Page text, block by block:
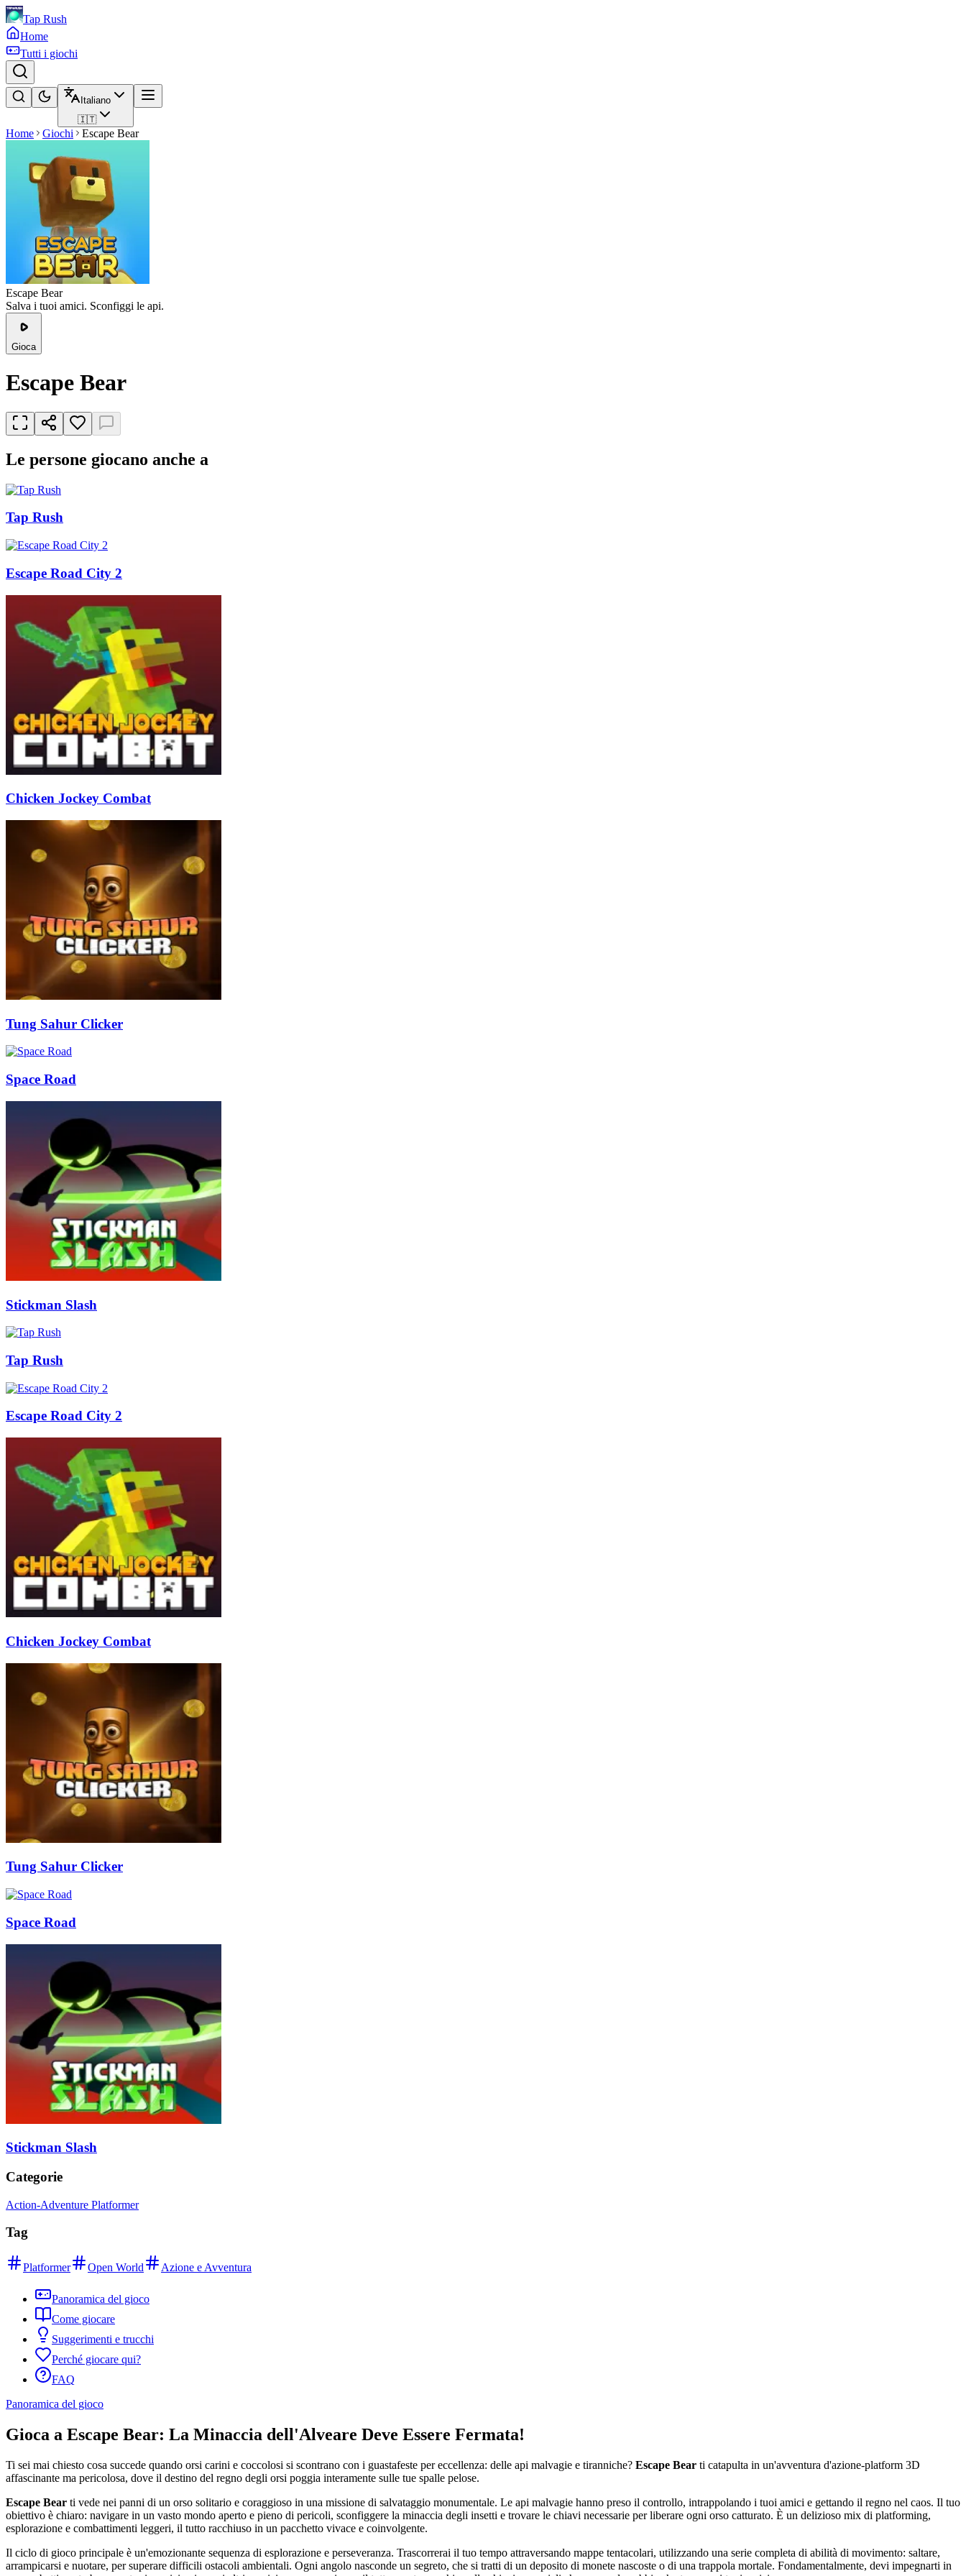
Tap Rush
Home
Tutti i giochi
Italiano
🇮🇹
Home Giochi Escape Bear
Escape Bear
Salva i tuoi amici. Sconfiggi le api.
Gioca
Escape Bear
Le persone giocano anche a
Tap Rush
Escape Road City 2
Chicken Jockey Combat
Tung Sahur Clicker
Space Road
Stickman Slash
Tap Rush
Escape Road City 2
Chicken Jockey Combat
Tung Sahur Clicker
Space Road
Stickman Slash
Categorie
Action-Adventure Platformer
Tag
Platformer Open World Azione e Avventura
Panoramica del gioco
Come giocare
Suggerimenti e trucchi
Perché giocare qui?
FAQ
Panoramica del gioco
Gioca a Escape Bear: La Minaccia dell'Alveare Deve Essere Fermata!
Ti sei mai chiesto cosa succede quando orsi carini e coccolosi si scontrano con i guastafeste per eccellenza: delle api malvagie e tiranniche? Escape Bear ti catapulta in un'avventura d'azione-platform 3D
affascinante ma pericolosa, dove il destino del regno degli orsi poggia interamente sulle tue spalle pelose.
Escape Bear ti vede nei panni di un orso solitario e coraggioso in una missione di salvataggio monumentale. Le api malvagie hanno preso il controllo, intrappolando i tuoi amici e gettando il regno nel caos. Il tuo
obiettivo è chiaro: navigare in un vasto mondo aperto e pieno di pericoli, sconfiggere la minaccia degli insetti e trovare le chiavi necessarie per liberare ogni orso catturato. È un delizioso mix di platforming,
esplorazione e combattimenti leggeri, il tutto racchiuso in un pacchetto vivace e coinvolgente.
Il ciclo di gioco principale è un'emozionante sequenza di esplorazione e perseveranza. Trascorrerai il tuo tempo attraversando mappe tentacolari, utilizzando una serie completa di abilità di movimento: saltare,
arrampicarsi e nuotare, per superare difficili ostacoli ambientali. Ogni angolo nasconde un segreto, che si tratti di un deposito di monete nascoste o di una trappola mortale. Fondamentalmente, devi impegnarti in